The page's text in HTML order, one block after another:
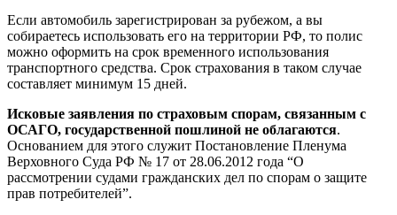
Если автомобиль зарегистрирован за рубежом, а вы
собираетесь использовать его на территории РФ, то полис
можно оформить на срок временного использования
транспортного средства. Срок страхования в таком случае
составляет минимум 15 дней.
Исковые заявления по страховым спорам, связанным с
ОСАГО, государственной пошлиной не облагаются.
Основанием для этого служит Постановление Пленума
Верховного Суда РФ № 17 от 28.06.2012 года “О
рассмотрении судами гражданских дел по спорам о защите
прав потребителей”.